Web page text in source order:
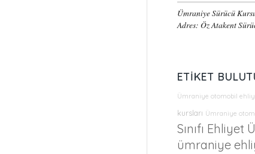
Ümraniye Sürücü
Adres: Öz Atakent
ETIKET
Ümraniye otomobil
kursları Ümraniye
Sınıfı Ehliyet
ümraniye